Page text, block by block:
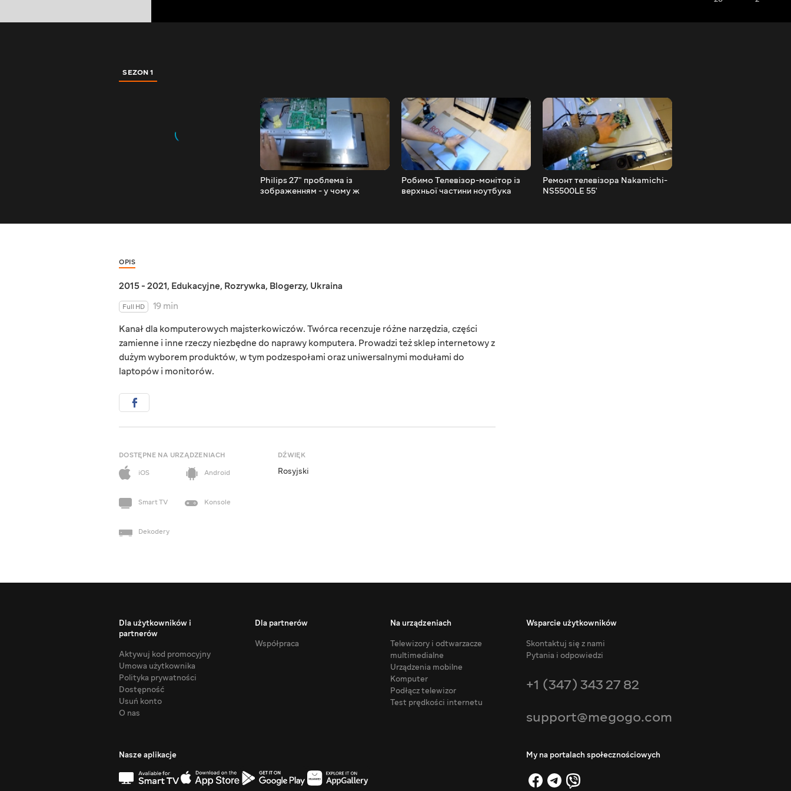
SEZON 1
Philips 27" проблема із
зображенням - у чому ж
Робимо Телевізор-монітор із
верхньої частини ноутбука
Ремонт телевізора Nakamichi-
NS5500LE 55'
OPIS
2015 - 2021, Edukacyjne, Rozrywka, Blogerzy, Ukraina
Full HD
19 min
Kanał dla komputerowych majsterkowiczów. Twórca recenzuje różne narzędzia, części
zamienne i inne rzeczy niezbędne do naprawy komputera. Prowadzi też sklep internetowy z
dużym wyborem produktów, w tym podzespołami oraz uniwersalnymi modułami do
laptopów i monitorów.
DOSTĘPNE NA URZĄDZENIACH
iOS
Android
Smart TV Konsole
Dekodery
DŹWIĘK
Rosyjski
Dla użytkowników i
partnerów
Aktywuj kod promocyjny
Umowa użytkownika
Polityka prywatności
Dostępność
Usuń konto
O nas
Dla partnerów
Współpraca
Na urządzeniach
Telewizory i odtwarzacze
multimedialne
Urządzenia mobilne
Komputer
Podłącz telewizor
Test prędkości internetu
Wsparcie użytkowników
Skontaktuj się z nami
Pytania i odpowiedzi
+1 (347) 343 27 82
support@megogo.com
Nasze aplikacje My na portalach społecznościowych